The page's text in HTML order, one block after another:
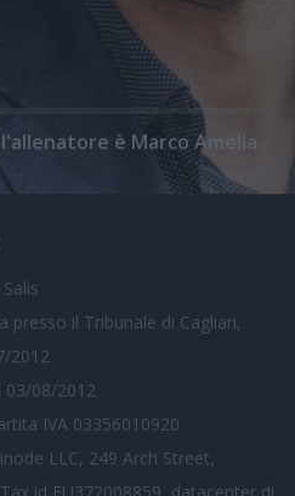
è Marco Amelia
il Tribunale di Cagliari,
2012
03/08/2012
IVA 03356010920
LLC, 249 Arch Street,
id EU372008859, datacenter di